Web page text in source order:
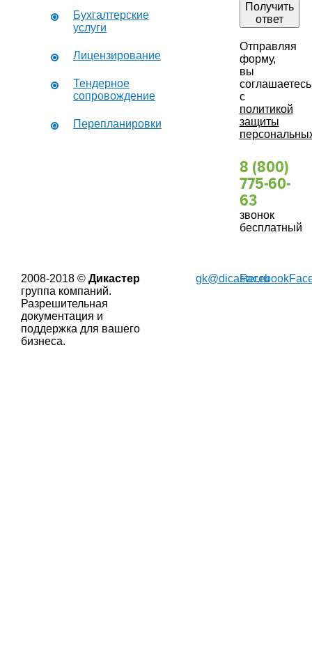
Бухгалтерские
услуги
Лицензирование
Тендерное
сопровождение
Перепланировки
Получить
ответ
Отправляя
форму,
вы
соглашаетесь
с
политикой
защиты
8 (800)
775-60-
63
звонок
бесплатный
2008-2018 © Дикастер
группа компаний.
Разрешительная
документация и
поддержка для вашего
бизнеса.
gk@dicaster.ru
Facebook